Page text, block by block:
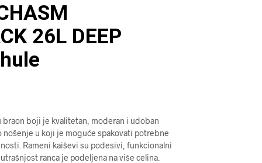
26L DEEP
braon boji je kvalitetan, moderan i udoban
nošenje u koji je moguće spakovati potrebne
Rameni kaiševi su podesivi, funkcionalni
ranca je podeljena na više celina.